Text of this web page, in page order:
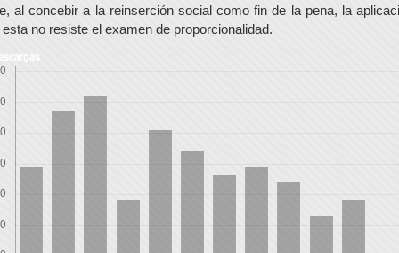
al concebir a la reinserción social como fin de la pena, la
esta no resiste el examen de proporcionalidad.